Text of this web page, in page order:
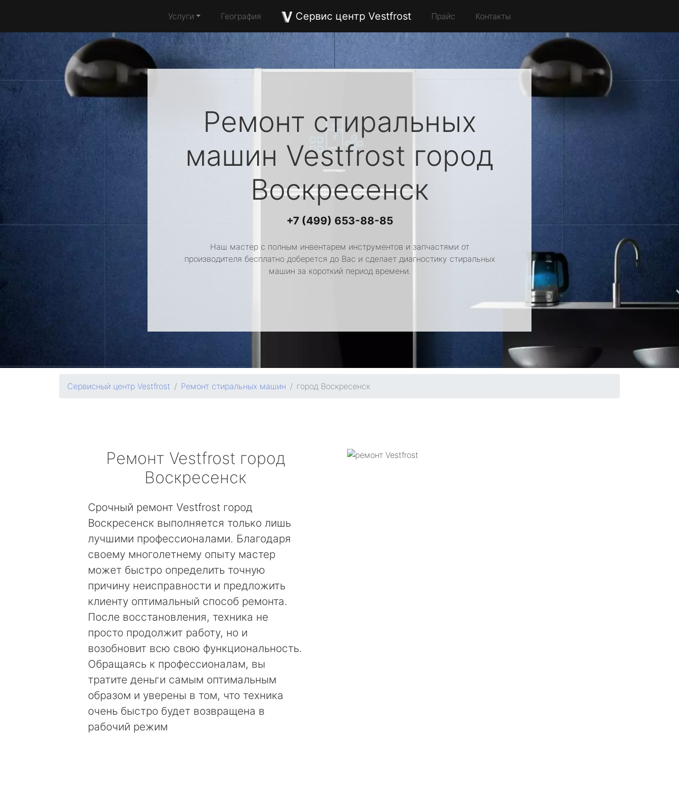
Услуги География Сервис центр Vestfrost Прайс Контакты
Ремонт стиральных
машин Vestfrost город
Воскресенск
+7 (499) 653-88-85
Наш мастер с полным инвентарем инструментов и запчастями от
производителя бесплатно доберется до Вас и сделает диагностику стиральных
машин за короткий период времени.
Сервисный центр Vestfrost Ремонт стиральных машин город Воскресенск
Ремонт Vestfrost город
Воскресенск
Срочный ремонт Vestfrost город
Воскресенск выполняется только лишь
лучшими профессионалами. Благодаря
своему многолетнему опыту мастер
может быстро определить точную
причину неисправности и предложить
клиенту оптимальный способ ремонта.
После восстановления, техника не
просто продолжит работу, но и
возобновит всю свою функциональность.
Обращаясь к профессионалам, вы
тратите деньги самым оптимальным
образом и уверены в том, что техника
очень быстро будет возвращена в
рабочий режим